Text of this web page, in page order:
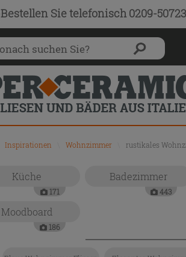
Bestellen Sietelefonisch 0209-
Inspirationen Wohnzimmer rustikales
Küche
171
Badezimmer
443
Moodboard
186